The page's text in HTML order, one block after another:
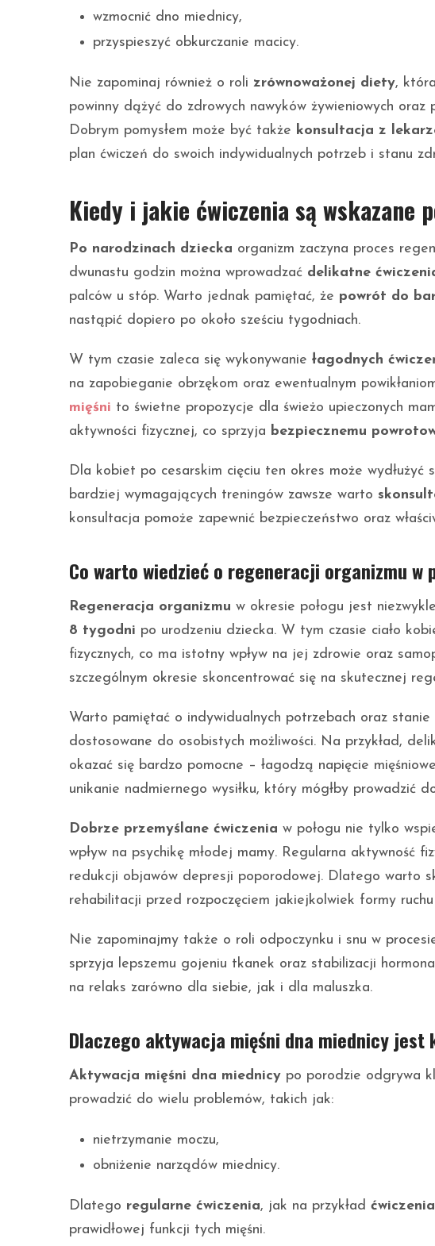
wzmocnić dno miednicy,
przyspieszyć obkurczanie macicy.
Nie zapominaj również o roli zrównoważonej diety,
powinny dążyć do zdrowych nawyków żywieniowych
Dobrym pomysłem może być także konsultacja z
plan ćwiczeń do swoich indywidualnych potrzeb i stanu
Kiedy i jakie ćwiczenia są wskazane
Po narodzinach dziecka organizm zaczyna proces
dwunastu godzin można wprowadzać delikatne
palców u stóp. Warto jednak pamiętać, że powrót do
nastąpić dopiero po około sześciu tygodniach.
W tym czasie zaleca się wykonywanie łagodnych
na zapobieganie obrzękom oraz ewentualnym
mięśni to świetne propozycje dla świeżo upieczonych
aktywności fizycznej, co sprzyja bezpiecznemu
Dla kobiet po cesarskim cięciu ten okres może
bardziej wymagających treningów zawsze warto
konsultacja pomoże zapewnić bezpieczeństwo oraz
Co warto wiedzieć o regeneracji organizmu w
Regeneracja organizmu w okresie połogu jest
8 tygodni po urodzeniu dziecka. W tym czasie ciało
fizycznych, co ma istotny wpływ na jej zdrowie oraz
szczególnym okresie skoncentrować się na skutecznej
Warto pamiętać o indywidualnych potrzebach oraz
dostosowane do osobistych możliwości. Na przykład,
okazać się bardzo pomocne – łagodzą napięcie
unikanie nadmiernego wysiłku, który mógłby prowadzić
Dobrze przemyślane ćwiczenia w połogu nie tylko
wpływ na psychikę młodej mamy. Regularna aktywność
redukcji objawów depresji poporodowej. Dlatego warto
rehabilitacji przed rozpoczęciem jakiejkolwiek formy
Nie zapominajmy także o roli odpoczynku i snu w
sprzyja lepszemu gojeniu tkanek oraz stabilizacji
na relaks zarówno dla siebie, jak i dla maluszka.
Dlaczego aktywacja mięśni dna miednicy jest
Aktywacja mięśni dna miednicy po porodzie odgrywa
prowadzić do wielu problemów, takich jak:
nietrzymanie moczu,
obniżenie narządów miednicy.
Dlatego regularne ćwiczenia, jak na przykład
prawidłowej funkcji tych mięśni.